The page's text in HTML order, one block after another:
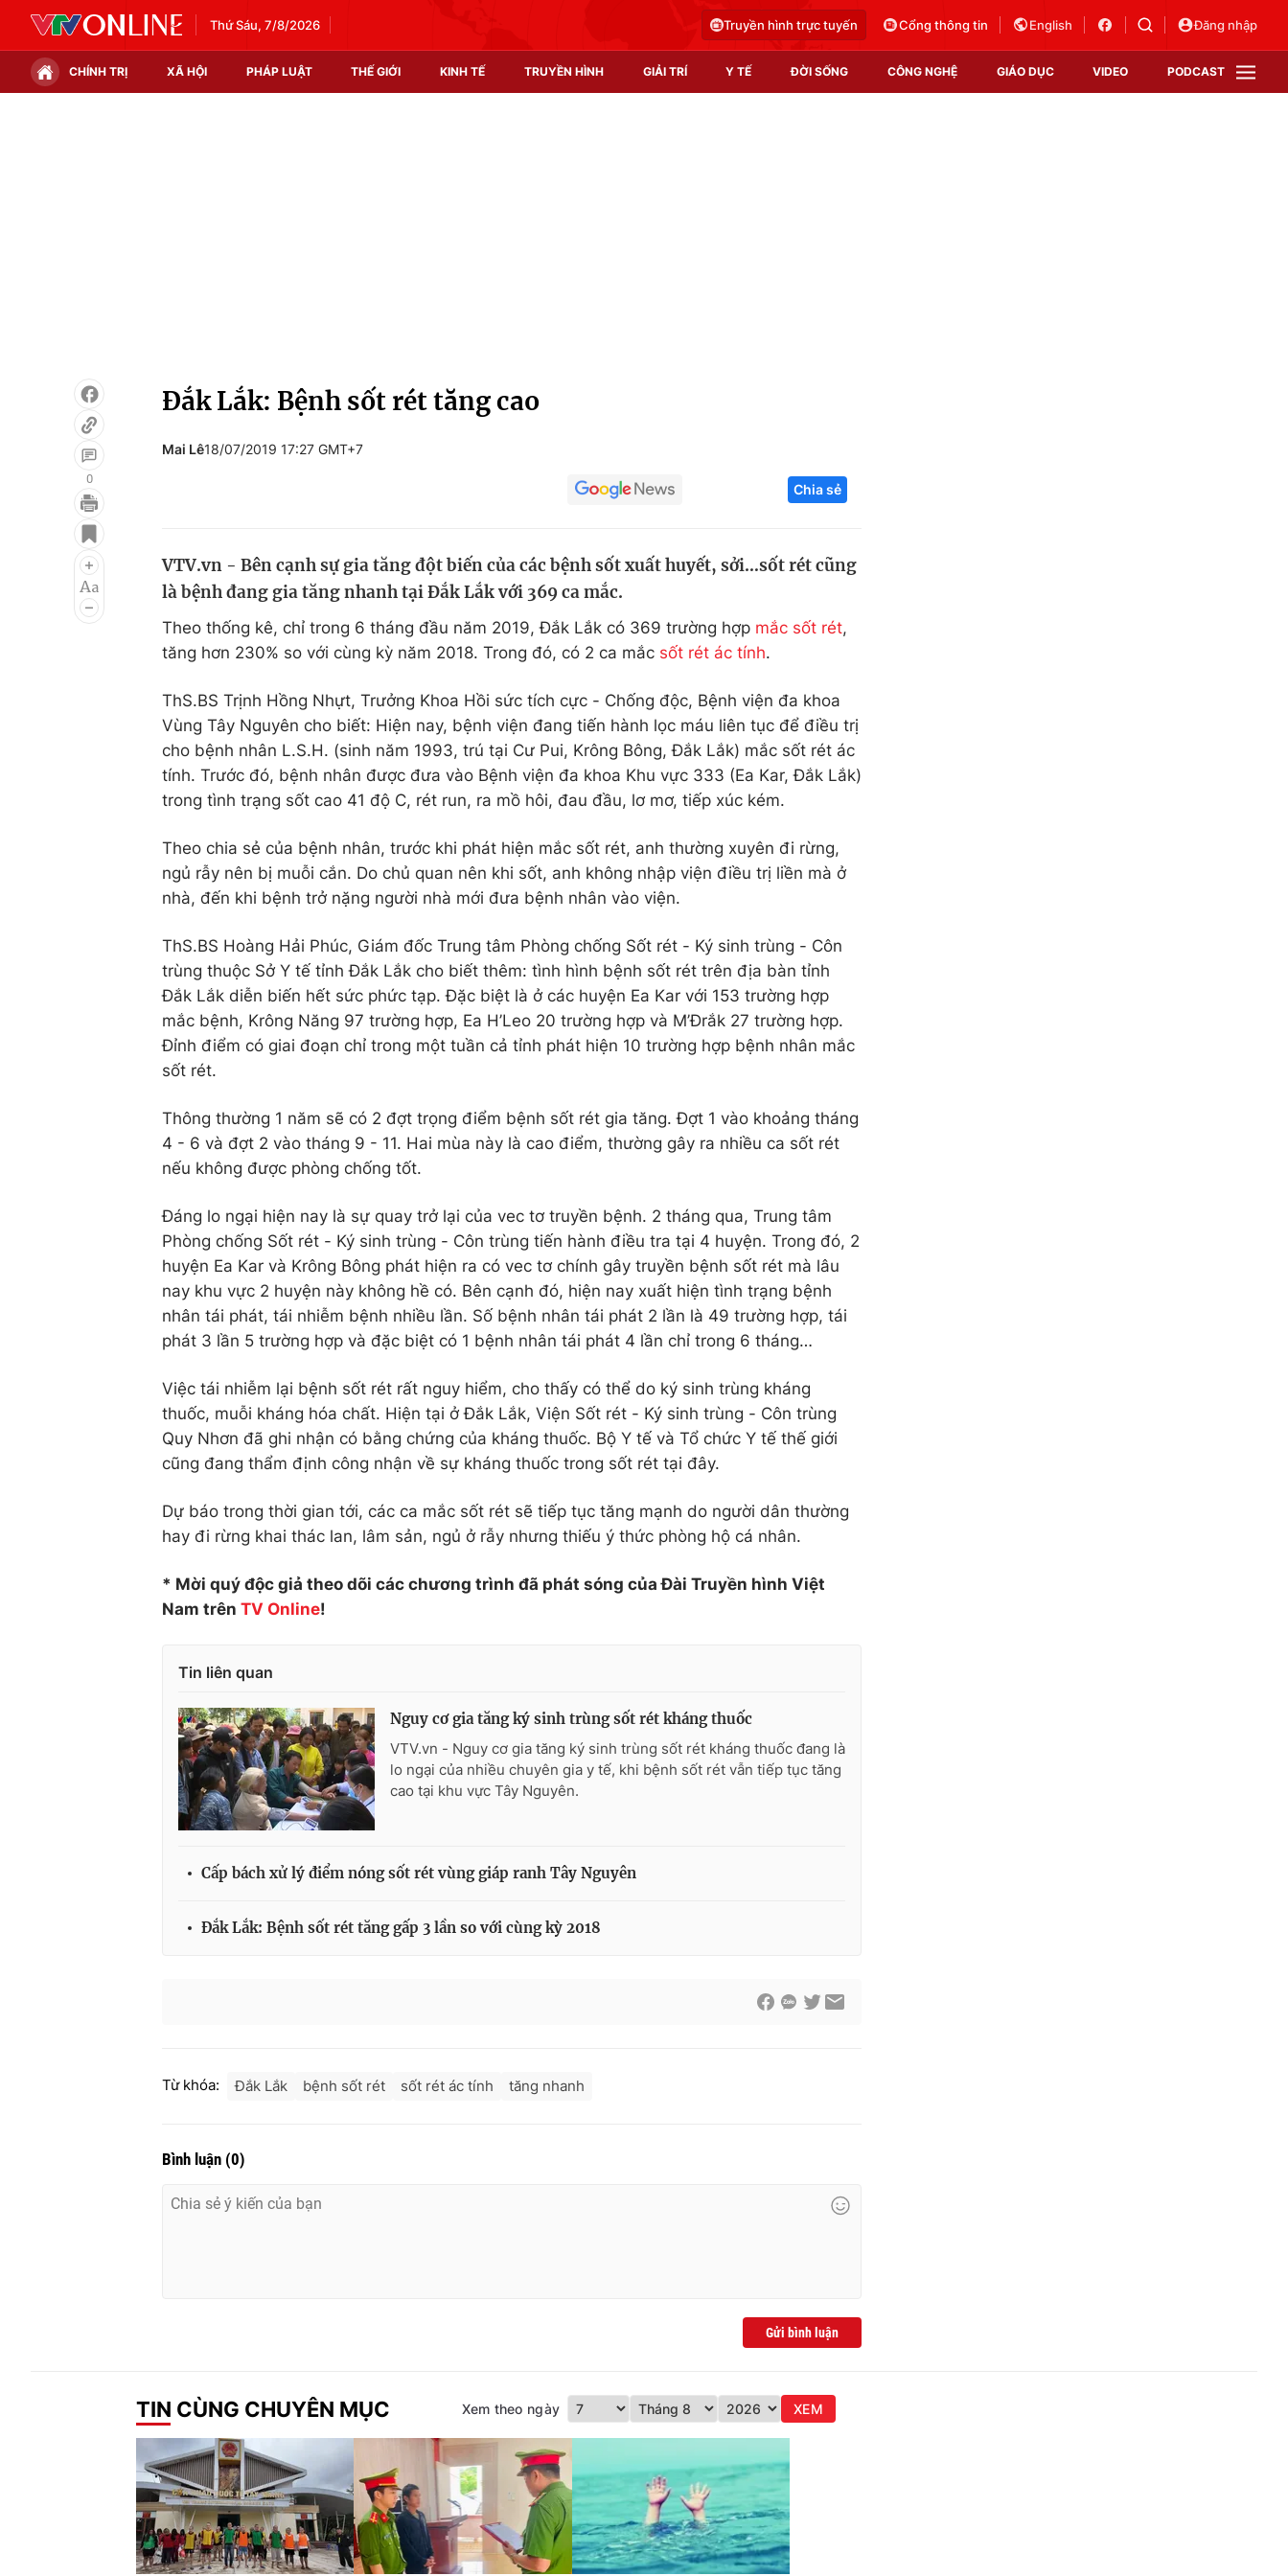
Thứ Sáu, 7/8/2026 Truyền hình trực tuyến Cổng thông tin English Đăng nhập
CHÍNH TRỊ XÃ HỘI PHÁP LUẬT THẾ GIỚI KINH TẾ TRUYỀN HÌNH GIẢI TRÍ Y TẾ ĐỜI SỐNG CÔNG NGHỆ GIÁO DỤC VIDEO PODCAST
Điện ảnh
Âm nhạc
Du lịch
Làm đẹp
Chất lượng cuộc sống
Tuyển sinh
Học trực tuyến
Hitech Công nghệ tương lai
Thị trường
0
Đắk Lắk: Bệnh sốt rét tăng cao
Mai Lê18/07/2019 17:27 GMT+7
Chia sẻ
VTV.vn - Bên cạnh sự gia tăng đột biến của các bệnh sốt xuất huyết, sởi…sốt rét cũng
là bệnh đang gia tăng nhanh tại Đắk Lắk với 369 ca mắc.
Theo thống kê, chỉ trong 6 tháng đầu năm 2019, Đắk Lắk có 369 trường hợp mắc sốt rét,
tăng hơn 230% so với cùng kỳ năm 2018. Trong đó, có 2 ca mắc sốt rét ác tính.
ThS.BS Trịnh Hồng Nhựt, Trưởng Khoa Hồi sức tích cực - Chống độc, Bệnh viện đa khoa
Vùng Tây Nguyên cho biết: Hiện nay, bệnh viện đang tiến hành lọc máu liên tục để điều trị
cho bệnh nhân L.S.H. (sinh năm 1993, trú tại Cư Pui, Krông Bông, Đắk Lắk) mắc sốt rét ác
tính. Trước đó, bệnh nhân được đưa vào Bệnh viện đa khoa Khu vực 333 (Ea Kar, Đắk Lắk)
trong tình trạng sốt cao 41 độ C, rét run, ra mồ hôi, đau đầu, lơ mơ, tiếp xúc kém.
Theo chia sẻ của bệnh nhân, trước khi phát hiện mắc sốt rét, anh thường xuyên đi rừng,
ngủ rẫy nên bị muỗi cắn. Do chủ quan nên khi sốt, anh không nhập viện điều trị liền mà ở
nhà, đến khi bệnh trở nặng người nhà mới đưa bệnh nhân vào viện.
ThS.BS Hoàng Hải Phúc, Giám đốc Trung tâm Phòng chống Sốt rét - Ký sinh trùng - Côn
trùng thuộc Sở Y tế tỉnh Đắk Lắk cho biết thêm: tình hình bệnh sốt rét trên địa bàn tỉnh
Đắk Lắk diễn biến hết sức phức tạp. Đặc biệt là ở các huyện Ea Kar với 153 trường hợp
mắc bệnh, Krông Năng 97 trường hợp, Ea H’Leo 20 trường hợp và M’Đrắk 27 trường hợp.
Đỉnh điểm có giai đoạn chỉ trong một tuần cả tỉnh phát hiện 10 trường hợp bệnh nhân mắc
sốt rét.
Thông thường 1 năm sẽ có 2 đợt trọng điểm bệnh sốt rét gia tăng. Đợt 1 vào khoảng tháng
4 - 6 và đợt 2 vào tháng 9 - 11. Hai mùa này là cao điểm, thường gây ra nhiều ca sốt rét
nếu không được phòng chống tốt.
Đáng lo ngại hiện nay là sự quay trở lại của vec tơ truyền bệnh. 2 tháng qua, Trung tâm
Phòng chống Sốt rét - Ký sinh trùng - Côn trùng tiến hành điều tra tại 4 huyện. Trong đó, 2
huyện Ea Kar và Krông Bông phát hiện ra có vec tơ chính gây truyền bệnh sốt rét mà lâu
nay khu vực 2 huyện này không hề có. Bên cạnh đó, hiện nay xuất hiện tình trạng bệnh
nhân tái phát, tái nhiễm bệnh nhiều lần. Số bệnh nhân tái phát 2 lần là 49 trường hợp, tái
phát 3 lần 5 trường hợp và đặc biệt có 1 bệnh nhân tái phát 4 lần chỉ trong 6 tháng…
Việc tái nhiễm lại bệnh sốt rét rất nguy hiểm, cho thấy có thể do ký sinh trùng kháng
thuốc, muỗi kháng hóa chất. Hiện tại ở Đắk Lắk, Viện Sốt rét - Ký sinh trùng - Côn trùng
Quy Nhơn đã ghi nhận có bằng chứng của kháng thuốc. Bộ Y tế và Tổ chức Y tế thế giới
cũng đang thẩm định công nhận về sự kháng thuốc trong sốt rét tại đây.
Dự báo trong thời gian tới, các ca mắc sốt rét sẽ tiếp tục tăng mạnh do người dân thường
hay đi rừng khai thác lan, lâm sản, ngủ ở rẫy nhưng thiếu ý thức phòng hộ cá nhân.
* Mời quý độc giả theo dõi các chương trình đã phát sóng của Đài Truyền hình Việt
Nam trên TV Online!
Tin liên quan
Nguy cơ gia tăng ký sinh trùng sốt rét kháng thuốc
VTV.vn - Nguy cơ gia tăng ký sinh trùng sốt rét kháng thuốc đang là
lo ngại của nhiều chuyên gia y tế, khi bệnh sốt rét vẫn tiếp tục tăng
cao tại khu vực Tây Nguyên.
Cấp bách xử lý điểm nóng sốt rét vùng giáp ranh Tây Nguyên
Đắk Lắk: Bệnh sốt rét tăng gấp 3 lần so với cùng kỳ 2018
Từ khóa: Đắk Lắk bệnh sốt rét sốt rét ác tính tăng nhanh
Bình luận (0)
Gửi bình luận
TIN CÙNG CHUYÊN MỤC Xem theo ngày XEM